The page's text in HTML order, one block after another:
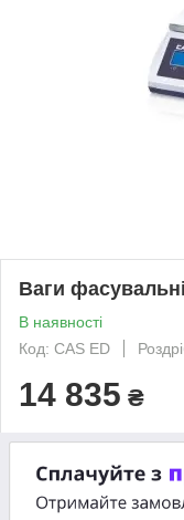
Ваги
В наявності
Код: CAS ED
14 835 ₴